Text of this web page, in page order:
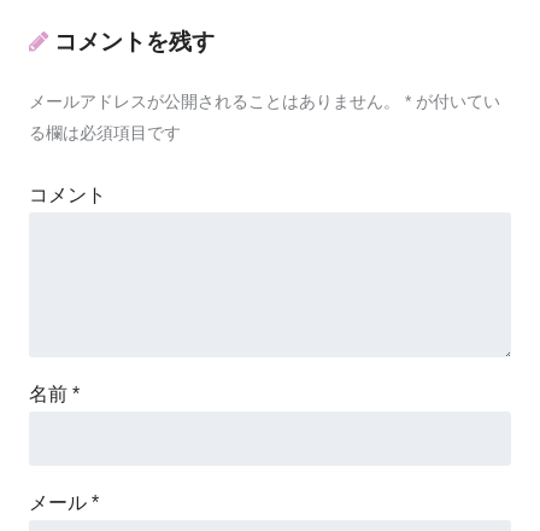
コメントを残す
メールアドレスが公開されることはありません。 * が付いてい
る欄は必須項目です
コメント
名前 *
メール *